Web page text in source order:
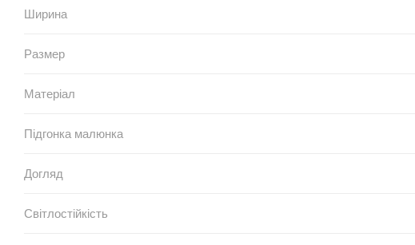
Ширина
Размер
Матеріал
Підгонка малюнка
Догляд
Світлостійкість